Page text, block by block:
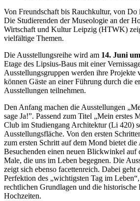
Von Freundschaft bis Rauchkultur, von
Die Studierenden der Museologie an der
Wirtschaft und Kultur Leipzig (HTWK)
vielfältige Themen.
Die Ausstellungsreihe wird am 14. Juni
Etage des Lipsius-Baus mit einer
Ausstellungsgruppen werden ihre Projekte
können Gäste an einer Führung durch die
Ausstellungen teilnehmen.
Den Anfang machen die Ausstellungen
sage Ja!”. Passend zum Titel „Mein erstes
Club im Studiengang Architektur (Li 420)
Ausstellungsfläche. Von den ersten
zum ersten Schritt auf dem Mond bietet die
Besuchenden einen neuen Blickwinkel auf
Male, die uns im Leben begegnen. Die
zeigt sich ebenso facettenreich. Dabei geht
Perfektion des „wichtigsten Tag im
rechtlichen Grundlagen und die historische
Hochzeiten.